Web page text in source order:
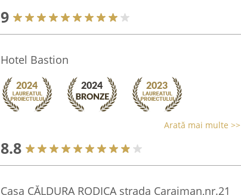
9
Hotel Bastion
Arată mai multe >>
8.8
Casa CĂLDURA RODICA strada Caraiman,nr.21